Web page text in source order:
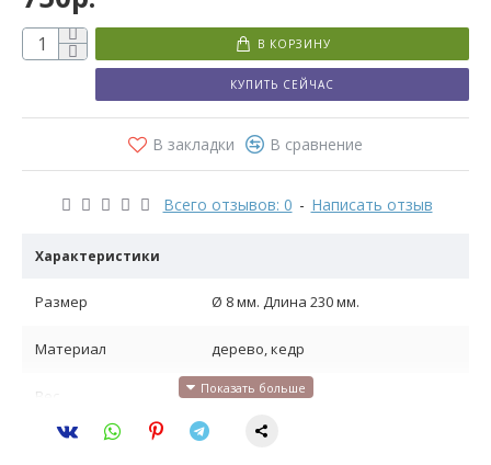
Всего отзывов: 0 - Написать отзыв
В КОРЗИНУ
КУПИТЬ СЕЙЧАС
В закладки В сравнение
Характеристики
Размер Ø 8 мм. Длина 230 мм.
Материал дерево, кедр
Вес 0.01 кг, штука
Назначение разное, для мебели